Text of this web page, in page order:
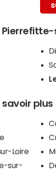
plus
Loire
sur-